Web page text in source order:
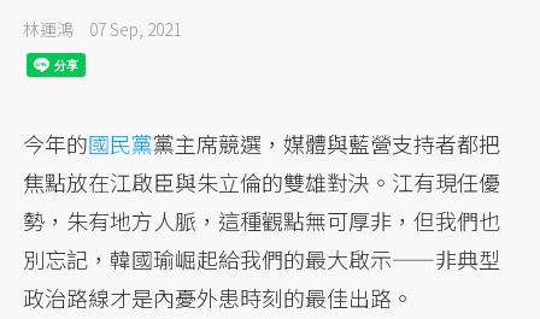
林運鴻 07 Sep, 2021
今年的國民黨黨主席競選，媒體與藍營支持者都把
焦點放在江啟臣與朱立倫的雙雄對決。江有現任優
勢，朱有地方人脈，這種觀點無可厚非，但我們也
別忘記，韓國瑜崛起給我們的最大啟示——非典型
政治路線才是內憂外患時刻的最佳出路。